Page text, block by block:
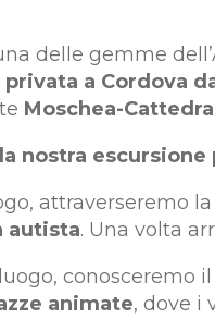
delle gemme
a Cordova
Moschea-
nostra
attraverseremo
autista. Una volta
conosceremo il
animate, dove i